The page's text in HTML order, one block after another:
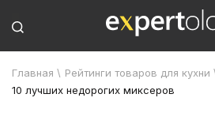
Главная \ Рейтинги товаров для кухни
10 лучших недорогих миксеров